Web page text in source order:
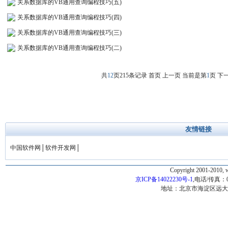
关系数据库的VB通用查询编程技巧(五)
关系数据库的VB通用查询编程技巧(四)
关系数据库的VB通用查询编程技巧(三)
关系数据库的VB通用查询编程技巧(二)
共12页215条记录 首页 上一页 当前是第1页 下
友情链接
中国软件网 软件开发网
Copyright 2001-2010,
京ICP备14022230号-1,电话/传真：
地址：北京市海淀区远